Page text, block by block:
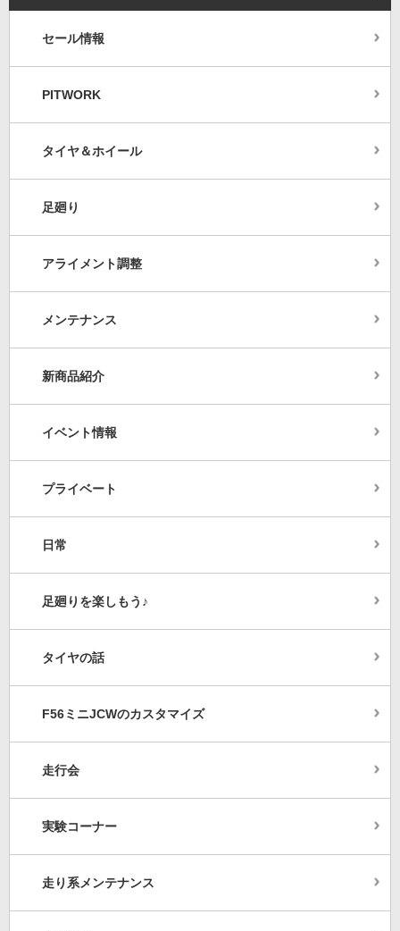
セール情報
PITWORK
タイヤ＆ホイール
足廻り
アライメント調整
メンテナンス
新商品紹介
イベント情報
プライベート
日常
足廻りを楽しもう♪
タイヤの話
F56ミニJCWのカスタマイズ
走行会
実験コーナー
走り系メンテナンス